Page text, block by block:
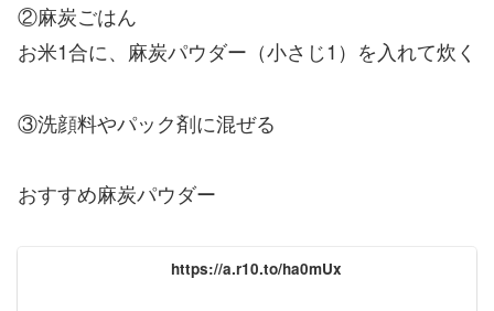
②麻炭ごはん
お米1合に、麻炭パウダー（小さじ1）を入れて炊く
③洗顔料やパック剤に混ぜる
おすすめ麻炭パウダー
https://a.r10.to/ha0mUx